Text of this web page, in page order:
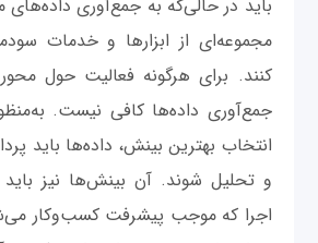
باید در حالی‌که به جمع‌آوری داده‌های
مجموعه‌ای از ابزارها و خدمات
کنند. برای هرگونه فعالیت حول محور
جمع‌آوری داده‌ها کافی نیست.
انتخاب بهترین بینش، داده‌ها باید
و تحلیل شوند. آن بینش‌ها نیز باید
اجرا که موجب پیشرفت کسب‌وکار